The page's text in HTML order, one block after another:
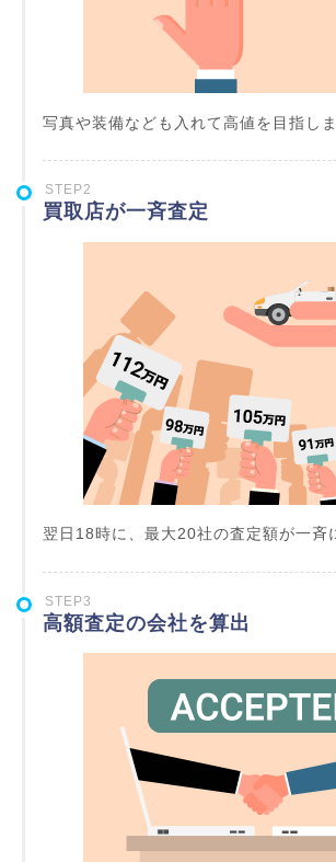
写真や装備なども入れて高値を目指しま
STEP2
買取店が一斉査定
翌日18時に、最大20社の査定額が一斉
STEP3
高額査定の会社を算出